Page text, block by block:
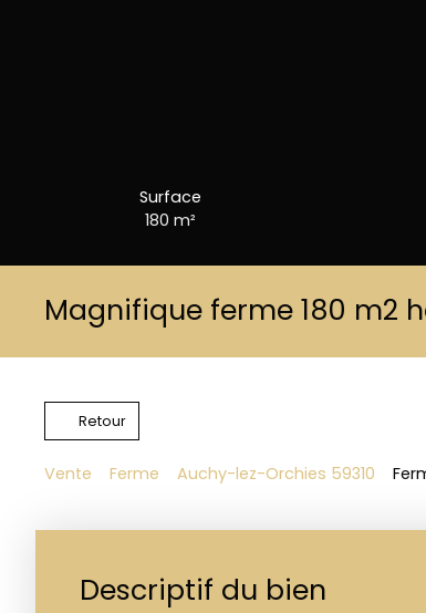
Surface
180 m²
Magnifique ferme 180 m2
Retour
Vente Ferme Auchy-lez-Orchies 59310
Descriptif du bien